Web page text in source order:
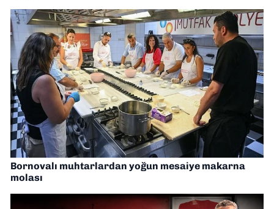
Bornovalı muhtarlardan yoğun mesaiye makarna
molası